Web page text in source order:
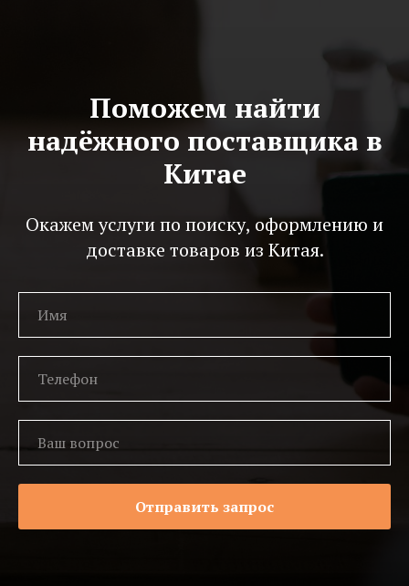
Поможем найти
надёжного поставщика в
Китае
Окажем услуги по поиску, оформлению и
доставке товаров из Китая.
Отправить запрос